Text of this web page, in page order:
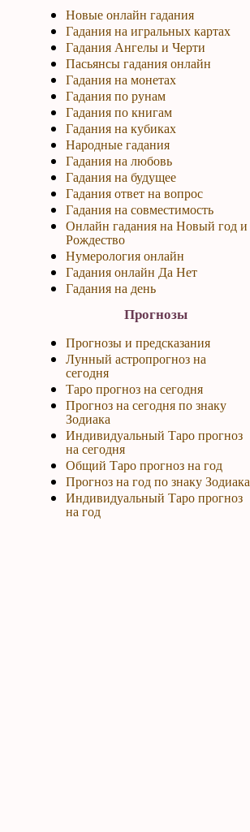
Новые онлайн гадания
Гадания на игральных картах
Гадания Ангелы и Черти
Пасьянсы гадания онлайн
Гадания на монетах
Гадания по рунам
Гадания по книгам
Гадания на кубиках
Народные гадания
Гадания на любовь
Гадания на будущее
Гадания ответ на вопрос
Гадания на совместимость
Онлайн гадания на Новый год и
Рождество
Нумерология онлайн
Гадания онлайн Да Нет
Гадания на день
Прогнозы
Прогнозы и предсказания
Лунный астропрогноз на
сегодня
Таро прогноз на сегодня
Прогноз на сегодня по знаку
Зодиака
Индивидуальный Таро прогноз
на сегодня
Общий Таро прогноз на год
Прогноз на год по знаку Зодиака
Индивидуальный Таро прогноз
на год